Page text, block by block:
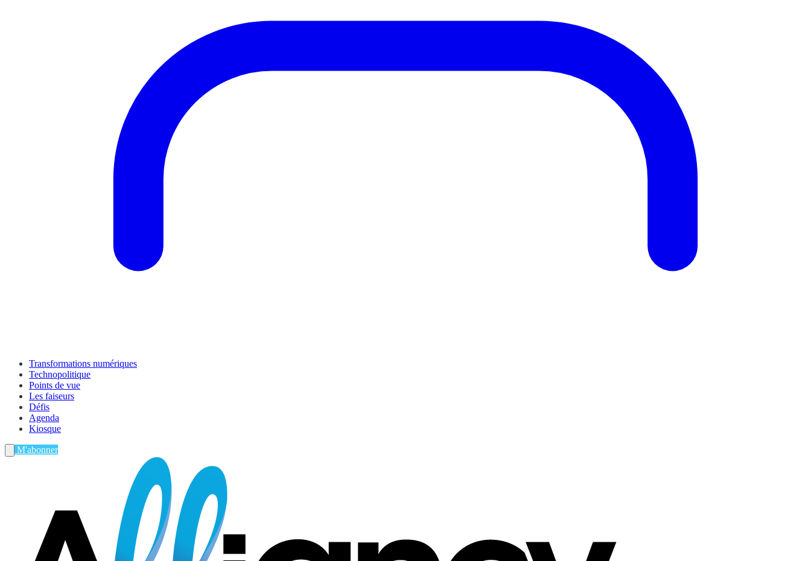
Transformations numériques
Technopolitique
Points de vue
Les faiseurs
Défis
Agenda
Kiosque
M'abonner